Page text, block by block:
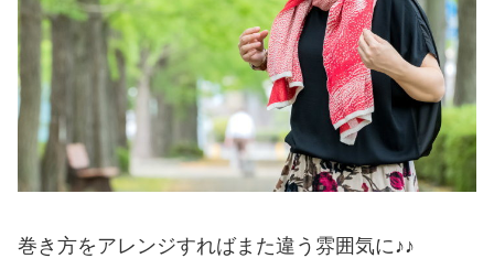
巻き方をアレンジすればまた違う雰囲気に♪♪